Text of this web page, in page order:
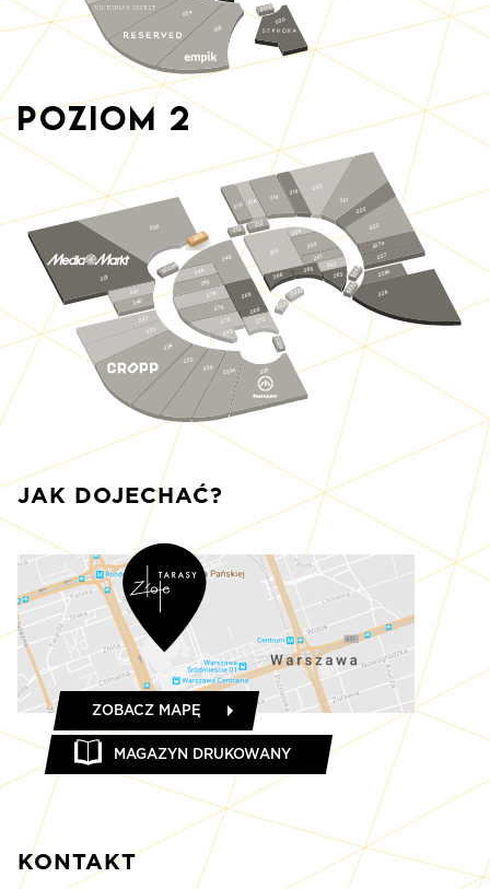
034
S010
030
031
Poziom 2
220
221
222
223
219
218
214
210
256
259
261
255
206
201
241
240
227a
227
212
228a
215
262
263
S232
S233
228
265
266
S231
S230
S229a
208
248
268
269
246
245
278
276
272
275
273
237
235
234
233
230 230a
S229
229
KONTAKT
JAK DOJECHAĆ?
ZOBACZ MAPĘ
MAGAZYN DRUKOWANY